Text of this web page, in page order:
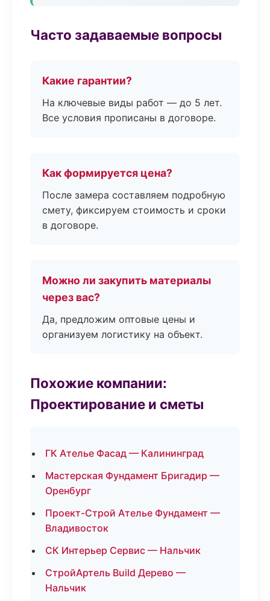
Часто задаваемые вопросы
Какие гарантии?
На ключевые виды работ — до 5 лет.
Все условия прописаны в договоре.
Как формируется цена?
После замера составляем подробную
смету, фиксируем стоимость и сроки
в договоре.
Можно ли закупить материалы
через вас?
Да, предложим оптовые цены и
организуем логистику на объект.
Похожие компании:
Проектирование и сметы
ГК Ателье Фасад — Калининград
Мастерская Фундамент Бригадир —
Оренбург
Проект-Строй Ателье Фундамент —
Владивосток
СК Интерьер Сервис — Нальчик
СтройАртель Build Дерево —
Нальчик